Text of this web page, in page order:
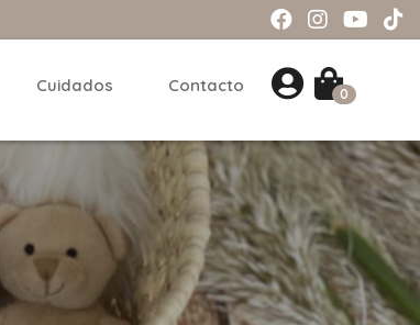
0
Cuidados Contacto